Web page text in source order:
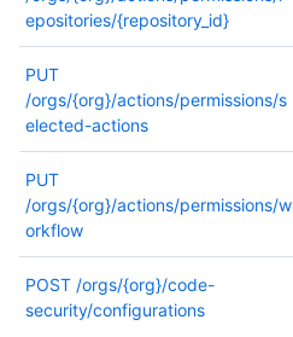
epositories/{repository_id}
PUT
/orgs/{org}/actions/permissions/s
elected-actions
PUT
/orgs/{org}/actions/permissions/w
orkflow
POST /orgs/{org}/code-
security/configurations